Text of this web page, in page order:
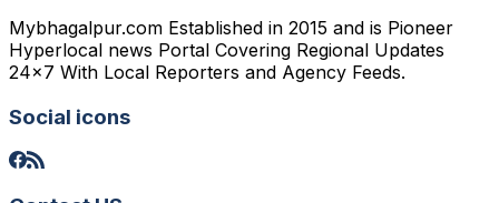
Mybhagalpur.com Established in 2015 and is Pioneer
Hyperlocal news Portal Covering Regional Updates
24x7 With Local Reporters and Agency Feeds.
Social icons